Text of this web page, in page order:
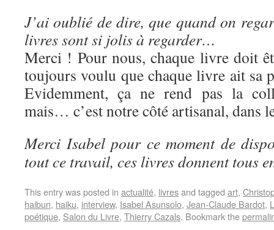
J’ai oublié de dire, que quand on
livres sont si jolis à regarder…
Merci ! Pour nous, chaque livre doit
toujours voulu que chaque livre ait sa
Evidemment, ça ne rend pas la
mais… c’est notre côté artisanal, dans
Merci Isabel pour ce moment de
tout ce travail, ces livres donnent tous
This entry was posted in actualité, livresand tagged art,
haibun, haiku, interview, Isabel Asunsolo, Jean-Claude Bardot,
poétique, Salon du Livre, Thierry Cazals. Bookmark the